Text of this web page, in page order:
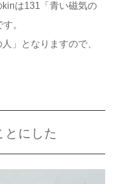
は131「青い磁気の
。
」となりますので、
とにした